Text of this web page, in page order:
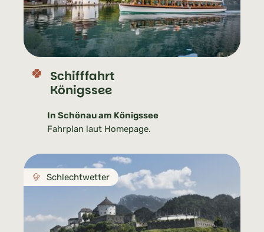
Schifffahrt
Königssee
In Schönau am Königssee
Fahrplan laut Homepage.
Schlechtwetter